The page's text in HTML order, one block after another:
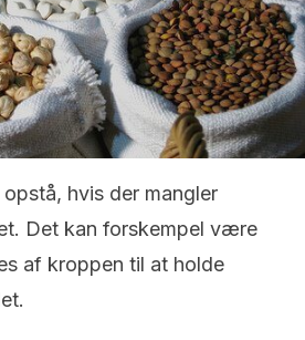
hvis der mangler
Det kan forskempel være
af kroppen til at holde